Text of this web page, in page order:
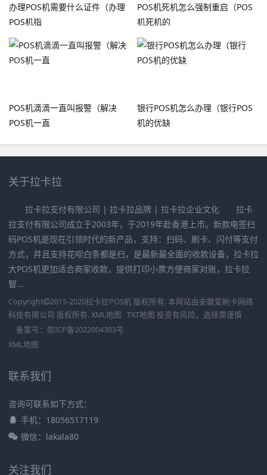
办理POS机需要什么证件（办理
POS机指
POS机死机怎么强制重启（POS
机死机的
POS机滴滴一直叫报警（解决
POS机一直
银行POS机怎么办理（银行POS
机的优缺
关于拉卡拉
拉卡拉支付有限公司 | 拉卡拉品牌 | 拉卡拉企业文化 拉卡
拉支付有限公司成立于2003年，于2019年赴香港上市。新款电签扫
码POS机是现在引领时代的新产品，支持：扫码、刷卡、闪付等支付
方式，并且支持花呗白条都是扫，是最新最全面的收款设备，拉卡拉
大POS机更加适合商家收款，提供打印小票方便商家对账，拉卡拉
智...
Copyright 2015-2020拉卡拉POS机 版权所有. 本网站由安徽爱刷卡网络
科技有限公司 版权所有. XML地图 TXT地图 投资有风险，选择需谨慎
备案号： 皖ICP备2022004303号
XML地图
联系我们
咨询可联系如下方式：
手机：18056517119
微信：lakala80
关注我们